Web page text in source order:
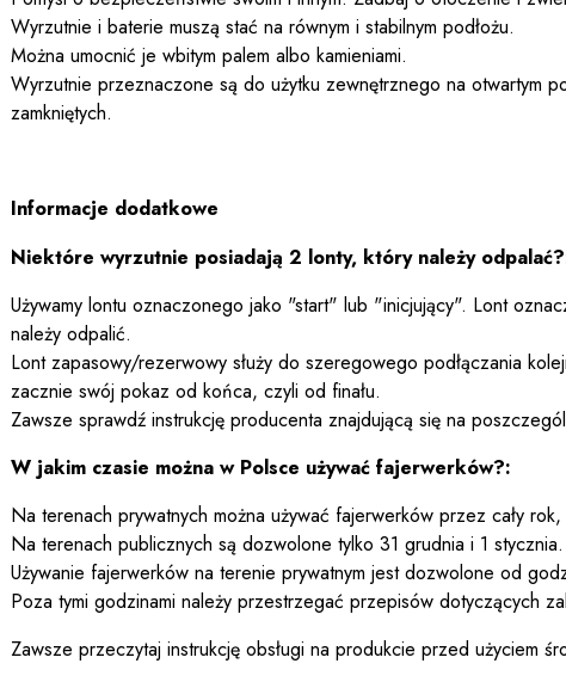
Wyrzutnie i baterie muszą stać na równym i stabilnym podłożu.
Można umocnić je wbitym palem albo kamieniami.
Wyrzutnie przeznaczone są do użytku zewnętrznego na otwartym
zamkniętych.
Informacje dodatkowe
Niektóre wyrzutnie posiadają 2 lonty, który należy
Używamy lontu oznaczonego jako "start" lub "inicjujący". Lont
należy odpalić.
Lont zapasowy/rezerwowy służy do szeregowego podłączania
zacznie swój pokaz od końca, czyli od finału.
Zawsze sprawdź instrukcję producenta znajdującą się na
W jakim czasie można w Polsce używać fajerwerków?:
Na terenach prywatnych można używać fajerwerków przez cały
Na terenach publicznych są dozwolone tylko 31 grudnia i 1 stycznia.
Używanie fajerwerków na terenie prywatnym jest dozwolone od
Poza tymi godzinami należy przestrzegać przepisów dotyczących
Zawsze przeczytaj instrukcję obsługi na produkcie przed użyciem